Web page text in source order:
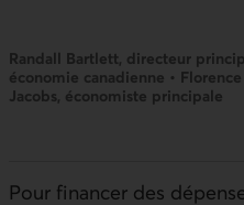
Randall Bartlett, directeur
économie canadienne •
Jacobs, économiste principale
Pour financer des